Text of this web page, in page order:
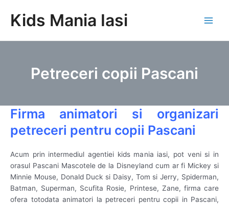
contentKids Mania Iasi
Petreceri copii Pascani
Firma animatori si organizari
petreceri pentru copii Pascani
Acum prin intermediul agentiei kids mania iasi, pot veni si in
orasul Pascani Mascotele de la Disneyland cum ar fi Mickey si
Minnie Mouse, Donald Duck si Daisy, Tom si Jerry, Spiderman,
Batman, Superman, Scufita Rosie, Printese, Zane, firma care
ofera totodata animatori la petreceri pentru copii in Pascani,